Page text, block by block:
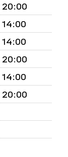
20:00
14:00
14:00
20:00
14:00
20:00